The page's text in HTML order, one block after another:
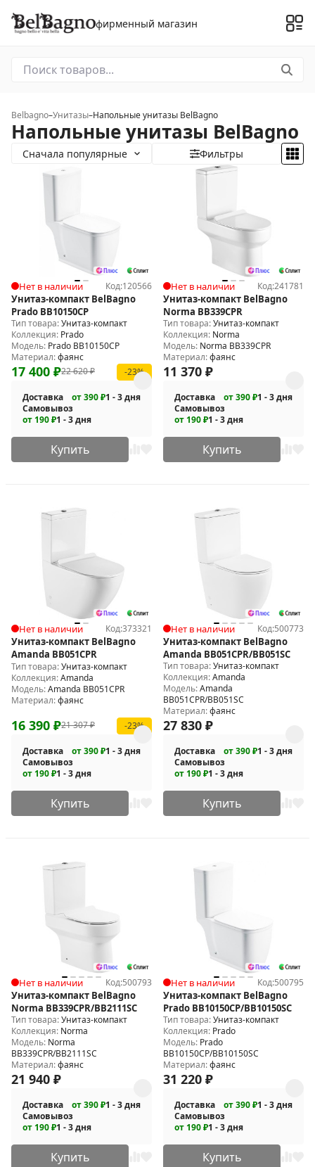
фирменный магазин
Belbagno–Унитазы–Напольные унитазы BelBagno
Напольные унитазы BelBagno
Сначала популярные Фильтры
Нет в наличии Код:120566
Унитаз-компакт BelBagno
Prado BB10150CP
Тип товара:Унитаз-компакт
Коллекция: Prado
Модель: Prado BB10150CP
Материал:фаянс
22 620₽
17 400 ₽ -23%
Доставка от 390 ₽1 - 3 дня
Самовывоз
от 190 ₽1 - 3 дня
Купить
Нет в наличии Код:241781
Унитаз-компакт BelBagno
Norma BB339CPR
Тип товара:Унитаз-компакт
Коллекция: Norma
Модель: Norma BB339CPR
Материал:фаянс
11 370 ₽
Доставка от 390 ₽1 - 3 дня
Самовывоз
от 190 ₽1 - 3 дня
Купить
Нет в наличии Код:373321
Унитаз-компакт BelBagno
Amanda BB051CPR
Тип товара:Унитаз-компакт
Коллекция:Amanda
Модель:Amanda BB051CPR
Материал:фаянс
21 307₽
16 390 ₽ -23%
Доставка от 390 ₽1 - 3 дня
Самовывоз
от 190 ₽1 - 3 дня
Купить
Нет в наличии Код:500773
Унитаз-компакт BelBagno
Amanda BB051CPR/BB051SC
Тип товара:Унитаз-компакт
Коллекция:Amanda
Модель:Amanda
BB051CPR/BB051SC
Материал:фаянс
27 830 ₽
Доставка от 390 ₽1 - 3 дня
Самовывоз
от 190 ₽1 - 3 дня
Купить
Нет в наличии Код:500793
Унитаз-компакт BelBagno
Norma BB339CPR/BB2111SC
Тип товара:Унитаз-компакт
Коллекция: Norma
Модель: Norma
BB339CPR/BB2111SC
Материал:фаянс
21 940 ₽
Доставка от 390 ₽1 - 3 дня
Самовывоз
от 190 ₽1 - 3 дня
Купить
Нет в наличии Код:500795
Унитаз-компакт BelBagno
Prado BB10150CP/BB10150SC
Тип товара:Унитаз-компакт
Коллекция: Prado
Модель: Prado
BB10150CP/BB10150SC
Материал:фаянс
31 220 ₽
Доставка от 390 ₽1 - 3 дня
Самовывоз
от 190 ₽1 - 3 дня
Купить